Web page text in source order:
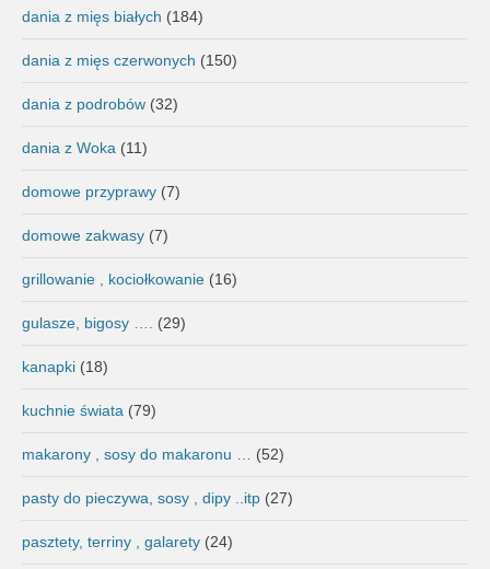
dania z mięs białych (184)
dania z mięs czerwonych (150)
dania z podrobów (32)
dania z Woka (11)
domowe przyprawy (7)
domowe zakwasy (7)
grillowanie , kociołkowanie (16)
gulasze, bigosy …. (29)
kanapki (18)
kuchnie świata (79)
makarony , sosy do makaronu … (52)
pasty do pieczywa, sosy , dipy ..itp (27)
pasztety, terriny , galarety (24)